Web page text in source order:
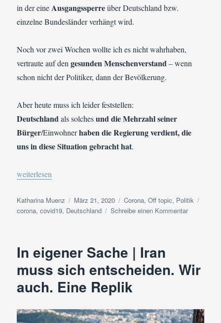
in der eine Ausgangssperreüber Deutschland bzw.
einzelne Bundesländer verhängt wird.
Noch vor zwei Wochen wollte ich es nicht wahrhaben,
vertraute auf dengesunden Menschenverstand – wenn
schon nicht der Politiker, dann der Bevölkerung.
Aber heute muss ich leider feststellen:
Deutschland als solchesund die Mehrzahl seiner
Bürger/Einwohnerhaben die Regierung verdient, die
uns in diese Situation gebracht hat.
„In eigener Sache | Corona-Ausgangssperre“
weiterlesen
Autor
Katharina Muenz
Veröffentlicht
am
März 21, 2020 Kategorien
Corona,Off topic, Politik
corona,covid19, Deutschland Schreibe einen Kommentarzu
In eigener Sache | Iran
muss sich entscheiden. Wir
auch. Eine Replik